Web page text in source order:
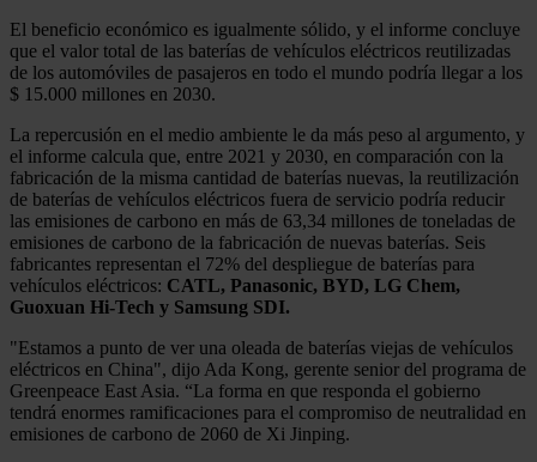
El beneficio económico es igualmente sólido, y el informe concluye
que el valor total de las baterías de vehículos eléctricos reutilizadas
de los automóviles de pasajeros en todo el mundo podría llegar a los
$ 15.000 millones en 2030.
La repercusión en el medio ambiente le da más peso al argumento, y
el informe calcula que, entre 2021 y 2030, en comparación con la
fabricación de la misma cantidad de baterías nuevas, la reutilización
de baterías de vehículos eléctricos fuera de servicio podría reducir
las emisiones de carbono en más de 63,34 millones de toneladas de
emisiones de carbono de la fabricación de nuevas baterías. Seis
fabricantes representan el 72% del despliegue de baterías para
vehículos eléctricos: CATL, Panasonic, BYD, LG Chem,
Guoxuan Hi-Tech y Samsung SDI.
"Estamos a punto de ver una oleada de baterías viejas de vehículos
eléctricos en China", dijo Ada Kong, gerente senior del programa de
Greenpeace East Asia. “La forma en que responda el gobierno
tendrá enormes ramificaciones para el compromiso de neutralidad en
emisiones de carbono de 2060 de Xi Jinping.